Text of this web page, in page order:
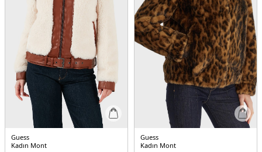
Guess
Kadın Mont
Guess
Kadın Mont